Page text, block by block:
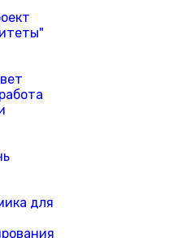
для